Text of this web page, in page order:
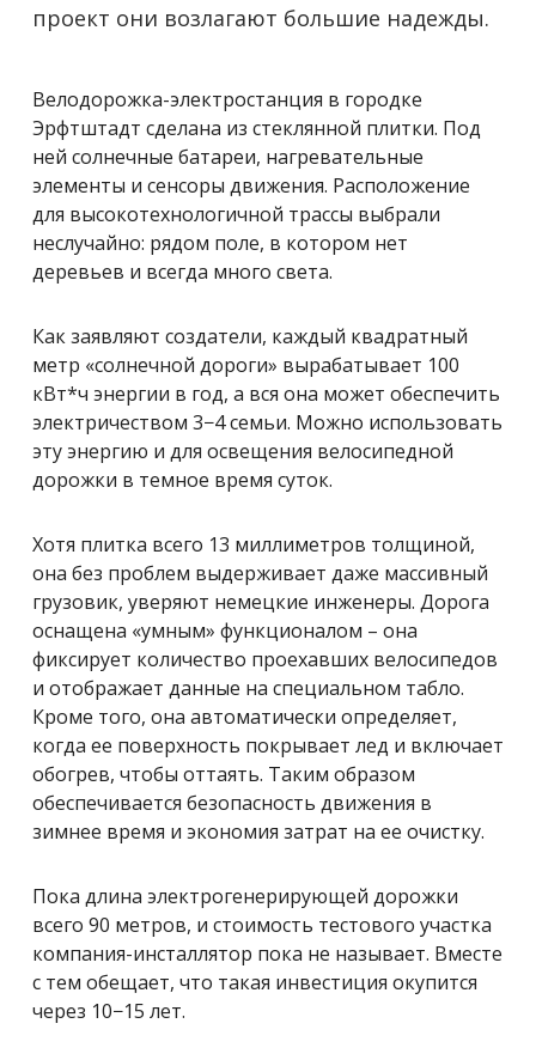
проект они возлагают большие надежды.
Велодорожка-электростанция в городке
Эрфтштадт сделана из стеклянной плитки. Под
ней солнечные батареи, нагревательные
элементы и сенсоры движения. Расположение
для высокотехнологичной трассы выбрали
неслучайно: рядом поле, в котором нет
деревьев и всегда много света.
Как заявляют создатели, каждый квадратный
метр «солнечной дороги» вырабатывает 100
кВт*ч энергии в год, а вся она может обеспечить
электричеством 3−4 семьи. Можно использовать
эту энергию и для освещения велосипедной
дорожки в темное время суток.
Хотя плитка всего 13 миллиметров толщиной,
она без проблем выдерживает даже массивный
грузовик, уверяют немецкие инженеры. Дорога
оснащена «умным» функционалом – она
фиксирует количество проехавших велосипедов
и отображает данные на специальном табло.
Кроме того, она автоматически определяет,
когда ее поверхность покрывает лед и включает
обогрев, чтобы оттаять. Таким образом
обеспечивается безопасность движения в
зимнее время и экономия затрат на ее очистку.
Пока длина электрогенерирующей дорожки
всего 90 метров, и стоимость тестового участка
компания-инсталлятор пока не называет. Вместе
с тем обещает, что такая инвестиция окупится
через 10−15 лет.